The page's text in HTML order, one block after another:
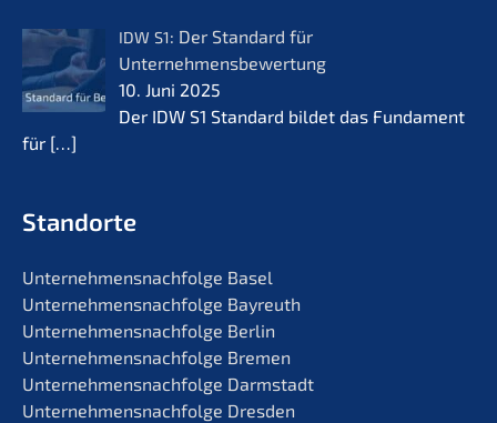
IDW S1: Der Standard für
Unternehmensbewertung
10. Juni 2025
Der IDW S1 Standard bildet das Funda­ment
für […]
Standorte
Unternehmens­nachfolge Basel
Unternehmens­nachfolge Bayreuth
Unternehmens­nachfolge Berlin
Unternehmens­nachfolge Bremen
Unternehmens­nachfolge Darmstadt
Unternehmens­nachfolge Dresden